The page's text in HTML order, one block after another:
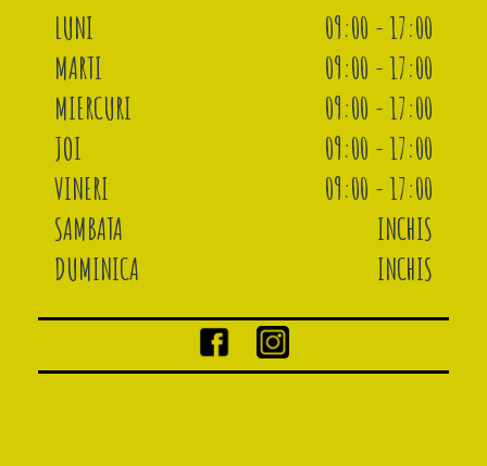
LUNI
09:00 - 17:00
MARTI
09:00 - 17:00
MIERCURI
09:00 - 17:00
JOI
09:00 - 17:00
VINERI
09:00 - 17:00
SAMBATA
INCHIS
DUMINICA
INCHIS